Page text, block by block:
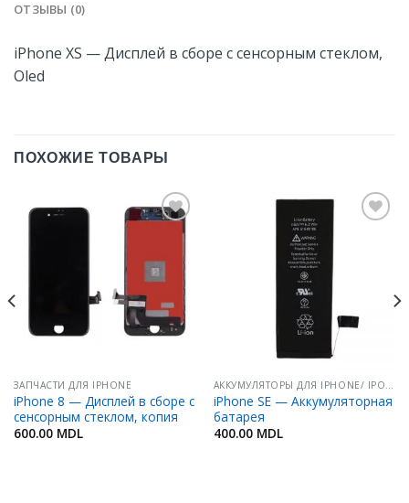
ОТЗЫВЫ (0)
iPhone XS — Дисплей в сборе с сенсорным стеклом,
Oled
ПОХОЖИЕ ТОВАРЫ
Избранное
ЗАПЧАСТИ ДЛЯ IPHONE
iPhone 8 — Дисплей в сборе с
сенсорным стеклом, копия
600.00 MDL
АККУМУЛЯТОРЫ ДЛЯ IPHONE/ IPOD/ IPAD
iPhone SE — Аккумуляторная
батарея
400.00 MDL